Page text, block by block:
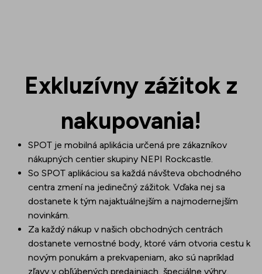
Exkluzívny zážitok z
nakupovania!
SPOT je mobilná aplikácia určená pre zákazníkov
nákupných centier skupiny NEPI Rockcastle.
So SPOT aplikáciou sa každá návšteva obchodného
centra zmení na jedinečný zážitok. Vďaka nej sa
dostanete k tým najaktuálnejším a najmodernejším
novinkám.
Za každý nákup v našich obchodných centrách
dostanete vernostné body, ktoré vám otvoria cestu k
novým ponukám a prekvapeniam, ako sú napríklad
zľavy v obľúbených predajniach, špeciálne výhry,